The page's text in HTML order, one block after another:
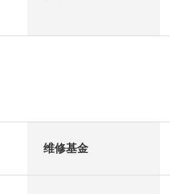
维修基金